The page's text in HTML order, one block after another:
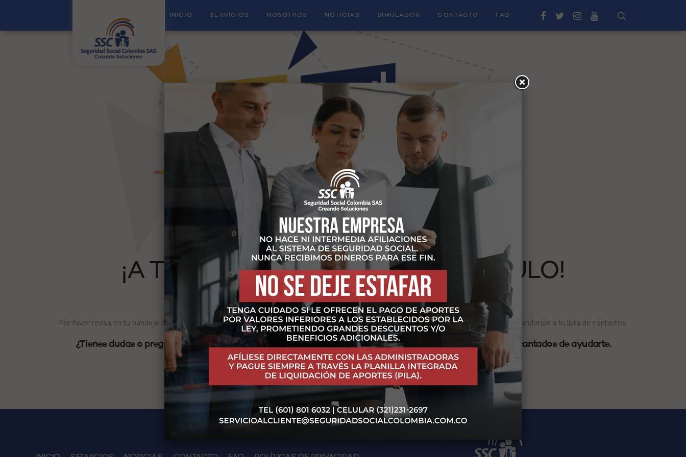
INICIO SERVICIOS NOSOTROS NOTICIAS SIMULADOR CONTACTO FAQ
¡A TU CORREO LLEGARÁ EL VÍNCULO!
Por favor revisa en tu bandeja de correo electrónico el mensaje de confirmación, asegúrate que no te lleguen los mensajes en SPAM agregandonos a tu lista de contactos.
¿Tienes dudas o preguntas? escríbenos a: servicioalcliente@seguridadsocialcolombia.com.co estaremos encantados de ayudarte.